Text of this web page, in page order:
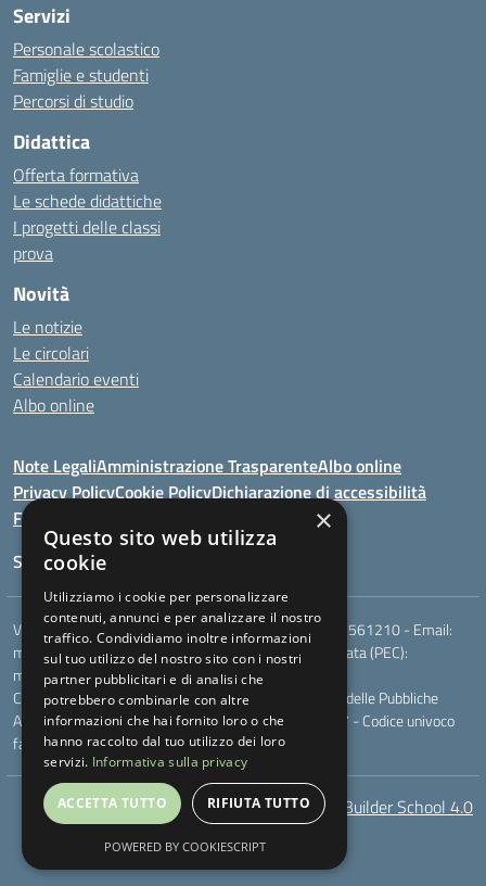
Servizi
Personale scolastico
Famiglie e studenti
Percorsi di studio
Didattica
Offerta formativa
Le schede didattiche
I progetti delle classi
prova
Novità
Le notizie
Le circolari
Calendario eventi
Albo online
Note LegaliAmministrazione TrasparenteAlbo online
Privacy PolicyCookie PolicyDichiarazione di accessibilità
Feedback
Seguici su:
Via Berardi,9 - 75018 Stigliano (MT) - Telefono:0835561210- Email:
mtic81100r@istruzione.it- Posta elettronica certificata (PEC):
mtic81100r@pec.istruzione.it
Codice meccanografico: MTIC81100R - Codice Indice delle Pubbliche
Amministrazioni (IPA): - Codice fiscale 83000230777 - Codice univoco
fatturazione elettronica (CUF): UFXQO3
AcceBuilder School 4.0
×
Questo sito web utilizza
cookie
Utilizziamo i cookie per personalizzare
contenuti, annunci e per analizzare il nostro
traffico. Condividiamo inoltre informazioni
sul tuo utilizzo del nostro sito con i nostri
partner pubblicitari e di analisi che
potrebbero combinarle con altre
informazioni che hai fornito loro o che
hanno raccolto dal tuo utilizzo dei loro
servizi. Informativa sulla privacy
ACCETTA TUTTO RIFIUTA TUTTO
POWERED BY COOKIESCRIPT